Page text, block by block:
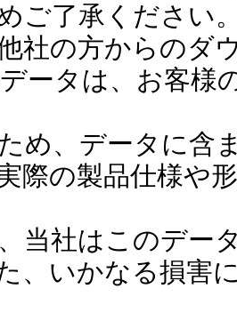
ご了承ください
社の方からのダ
ータは、お客様
め、データに含
際の製品仕様や
当社はこのデー
、いかなる損害